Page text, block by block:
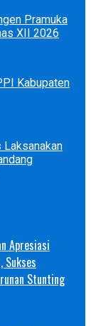
Pramuka
XII 2026
Kabupaten
Laksanakan
Apresiasi
Stunting